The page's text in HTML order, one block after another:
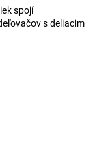
spojí
s deliacim